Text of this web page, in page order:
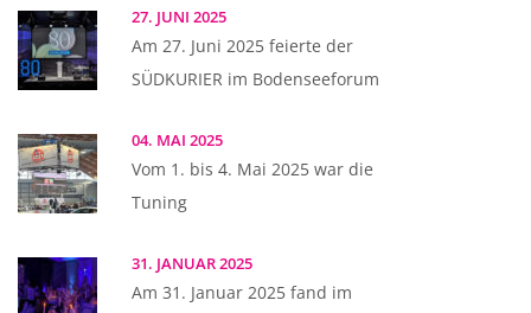
27. JUNI 2025
Am 27. Juni 2025 feierte der
SÜDKURIER im Bodenseeforum
04. MAI 2025
Vom 1. bis 4. Mai 2025 war die
Tuning
31. JANUAR 2025
Am 31. Januar 2025 fand im